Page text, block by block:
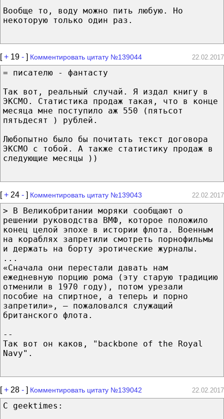
Вообще то, воду можно пить любую. Но
некоторую только один раз.
[+ 19 - ] Комментировать цитату №139044 22.02.2017
= писателю - фантасту
Так вот, реальный случай. Я издал книгу в
ЭКСМО. Статистика продаж такая, что в конце
месяца мне поступило аж 550 (пятьсот
пятьдесят ) рублей.
Любопытно было бы почитать текст договора
ЭКСМО с тобой. А также статистику продаж в
следующие месяцы ))
[+ 24 - ] Комментировать цитату №139043 22.02.2017
> В Великобритании моряки сообщают о
решении руководства ВМФ, которое положило
конец целой эпохе в истории флота. Военным
на кораблях запретили смотреть порнофильмы
и держать на борту эротические журналы.
...
«Сначала они перестали давать нам
ежедневную порцию рома (эту старую традицию
отменили в 1970 году), потом урезали
пособие на спиртное, а теперь и порно
запретили», — пожаловался служащий
британского флота.
--
Так вот он каков, "backbone of the Royal
Navy".
[+ 28 - ] Комментировать цитату №139042 22.02.2017
С geektimes: